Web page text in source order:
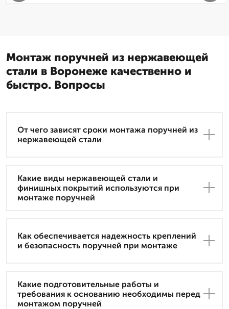
Монтаж поручней из нержавеющей
стали в Воронеже качественно и
быстро. Вопросы
От чего зависят сроки монтажа поручней из
нержавеющей стали
Какие виды нержавеющей стали и
финишных покрытий используются при
монтаже поручней
Как обеспечивается надежность креплений
и безопасность поручней при монтаже
Какие подготовительные работы и
требования к основанию необходимы перед
монтажом поручней